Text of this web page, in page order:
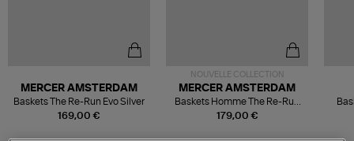
169,00 €
MERCER AMSTERDAM
Baskets The Re-Run Evo Silver
NOUVELLE COLLECTION
179,00 €
MERCER AMSTERDAM
Baskets Homme The Re-Run
Max Antracite